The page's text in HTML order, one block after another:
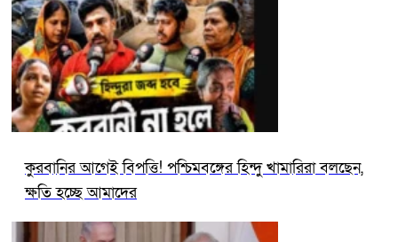
কুরবানির আগেই বিপত্তি! পশ্চিমবঙ্গের হিন্দু খামারিরা বলছেন,
ক্ষতি হচ্ছে আমাদের